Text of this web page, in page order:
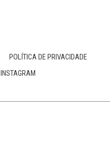
POLÍTICA DE PRIVACIDADE
INSTAGRAM